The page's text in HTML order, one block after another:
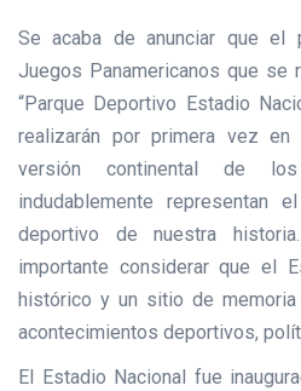
Se acaba de anunciar que el
Juegos Panamericanos que se
“Parque Deportivo Estadio
realizarán por primera vez en
versión continental de
indudablemente representan
deportivo de nuestra
importante considerar que el
histórico y un sitio de
acontecimientos deportivos,
El Estadio Nacional fue